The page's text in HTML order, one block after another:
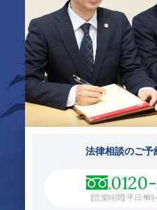
法律相談のご
[営業時間] 平日:9